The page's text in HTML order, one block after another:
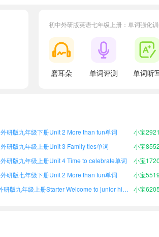
初中外研版英语七年级上册：单词强化
磨耳朵 单词评测 单词听
小宝
外研版八年级下册Unit 4 Time to celebrate单词
外研版九年级上册Unit 1 A new start单词 小宝
外研版九年级下册Unit 2 More than fun单词 小宝
外研版九年级上册Unit 3 Family ties单词 小宝
外研版九年级上册Unit 4 Time to celebrate单词
外研版七年级下册Unit 2 More than fun单词 小宝
小宝